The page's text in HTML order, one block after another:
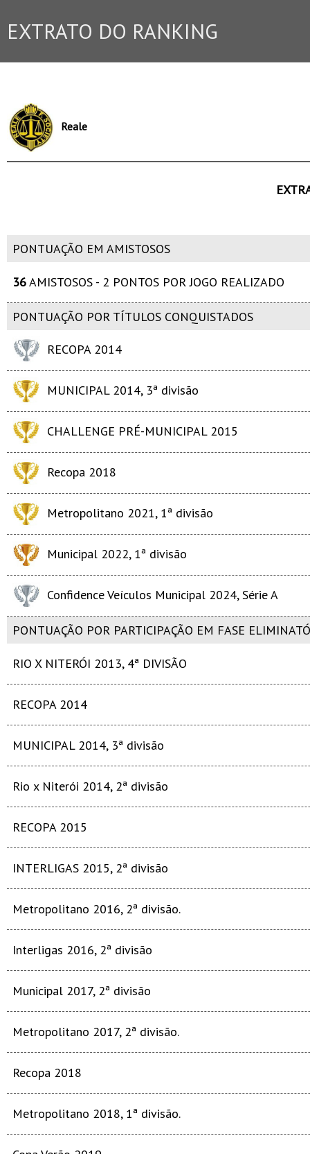
EXTRATO DO RANKING
Reale
PONTUAÇÃO EM AMISTOSOS
36AMISTOSOS - 2 PONTOS POR JOGO REALIZADO
PONTUAÇÃO POR TÍTULOS CONQUISTADOS
RECOPA 2014
MUNICIPAL 2014, 3ª divisão
CHALLENGE PRÉ-MUNICIPAL 2015
Recopa 2018
Metropolitano 2021, 1ª divisão
Municipal 2022, 1ª divisão
Confidence Veículos Municipal 2024, Série A
PONTUAÇÃO POR PARTICIPAÇÃO EM FASE
RIO X NITERÓI 2013, 4ª DIVISÃO
RECOPA 2014
MUNICIPAL 2014, 3ª divisão
Rio x Niterói 2014, 2ª divisão
RECOPA 2015
INTERLIGAS 2015, 2ª divisão
Metropolitano 2016, 2ª divisão.
Interligas 2016, 2ª divisão
Municipal 2017, 2ª divisão
Metropolitano 2017, 2ª divisão.
Recopa 2018
Metropolitano 2018, 1ª divisão.